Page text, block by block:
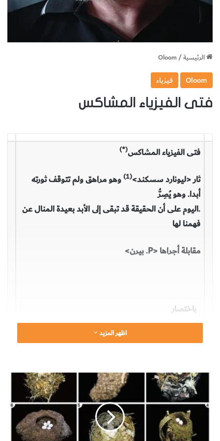
الرئيسية/
Oloom
Oloom فيزياء
فتى الفيزياء المشاكس
فتى الفيزياء المشاكس(*)
ثار <ليونارد سسكند>(1)
وهو مراهق ولم تتوقف ثورته
أبدا. وهو يُصِرُّ
.اليوم على أن الحقيقة قد تبقى إلى الأبد بعيدة المنال عن
فهمنا لها
مقابلة أجراها <P. بيرن>
باختصار
تخصصه/ما يشغله
فيزيائي نظري، عُرف خصوصا بريادته في نظرية الأوتار
وفيزياء الثقب الأسود والكون المتعدد.
أين
اظهر المزيد